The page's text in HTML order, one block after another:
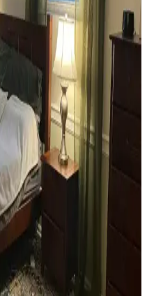
Yöntemleri
alımı, ekonomik ve özgün
seçim, temizlik ve stil
ve Dolapla
Rolü
uyumu, doğru renk tonları ve
mavi-yeşil alt tonlar ve sıcak
ise denge oluşturur.
ve
ve dekorasyon uyumu
renkler ve doğal ahşap
elde edilir.
Dekorasyon ve